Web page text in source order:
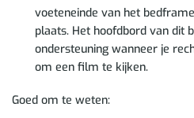
voeteneinde van het
plaats. Het hoofdbord van dit
ondersteuning wanneer je
om een film te kijken.
Goed om te weten: